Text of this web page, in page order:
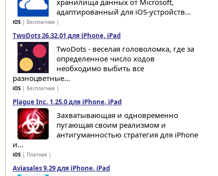
хранилища данных от Microsoft,
адаптированный для iOS-устройств...
iOS | Бесплатная |
TwoDots 26.32.01 для iPhone, iPad
TwoDots - веселая головоломка, где за
определенное число ходов
необходимо выбить все
разноцветные...
iOS | Бесплатная |
Plague Inc. 1.25.0 для iPhone, iPad
Захватывающая и одновременно
пугающая своим реализмом и
антигуманностью стратегия для iPhone
и...
iOS | Платная |
Aviasales 9.29 для iPhone, iPad